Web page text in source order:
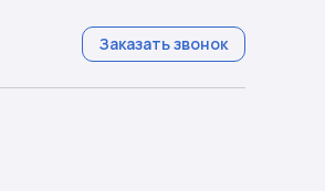
Заказать звонок